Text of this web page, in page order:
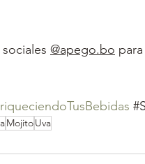
@apego.bo
MojitoUva